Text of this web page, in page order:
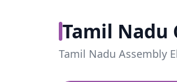
Tamil Nadu
Tamil Nadu Assembly